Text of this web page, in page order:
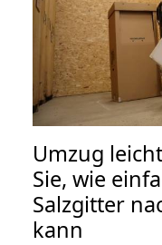
Umzug
Sie, wie
Salzgitter
kann